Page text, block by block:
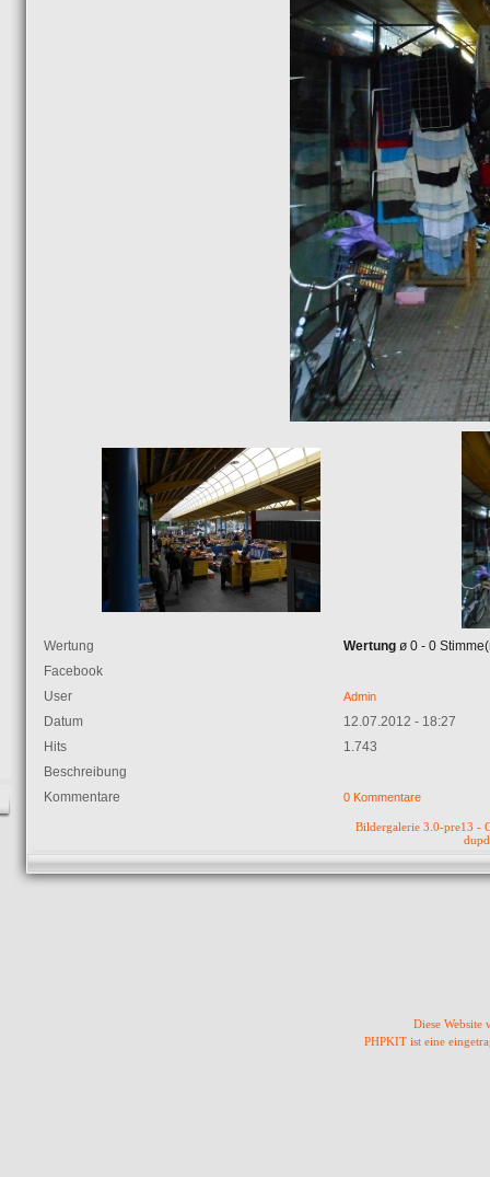
Wertung Wertung ø 0 - 0
Facebook
User
Admin
Datum
12.07.2012 - 18:27
Hits
1.743
Beschreibung
Kommentare
0 Kommentare
Bildergalerie 3.0-pre13 -
Diese Website
PHPKIT ist eine